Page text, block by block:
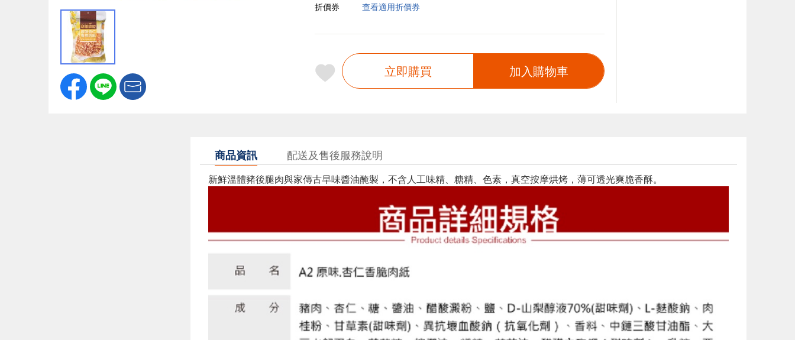
折價券
查看適用折價券
立即購買 加入購物車
商品資訊 配送及售後服務說明
新鮮溫體豬後腿肉與家傳古早味醬油醃製，不含人工味精、糖精、色素，真空按摩烘烤，薄可透光爽脆香酥。